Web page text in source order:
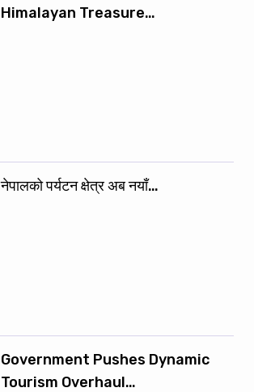
Himalayan Treasure…
नेपालको पर्यटन क्षेत्र अब नयाँ…
Government Pushes Dynamic
Tourism Overhaul…